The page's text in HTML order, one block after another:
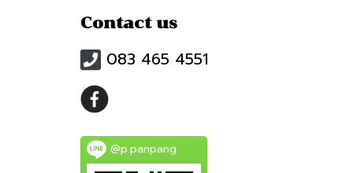
Contact us
083 465 4551
@p.panpang